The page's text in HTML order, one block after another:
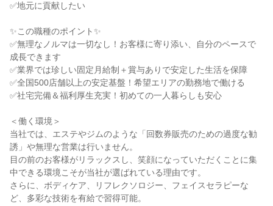
✅地元に貢献したい
✨この職種のポイント✨
✅無理なノルマは一切なし！お客様に寄り添い、自分のペースで
成長できます
✅業界では珍しい固定月給制＋賞与ありで安定した生活を保障
✅全国500店舗以上の安定基盤！希望エリアの勤務地で働ける
✅社宅完備＆福利厚生充実！初めての一人暮らしも安心
＜働く環境＞
当社では、エステやジムのような「回数券販売のための過度な勧
誘」や無理な営業は行いません。
目の前のお客様がリラックスし、笑顔になっていただくことに集
中できる環境こそが当社が選ばれている理由です。
さらに、ボディケア、リフレクソロジー、フェイスセラピーな
ど、多彩な技術を有給で習得可能。